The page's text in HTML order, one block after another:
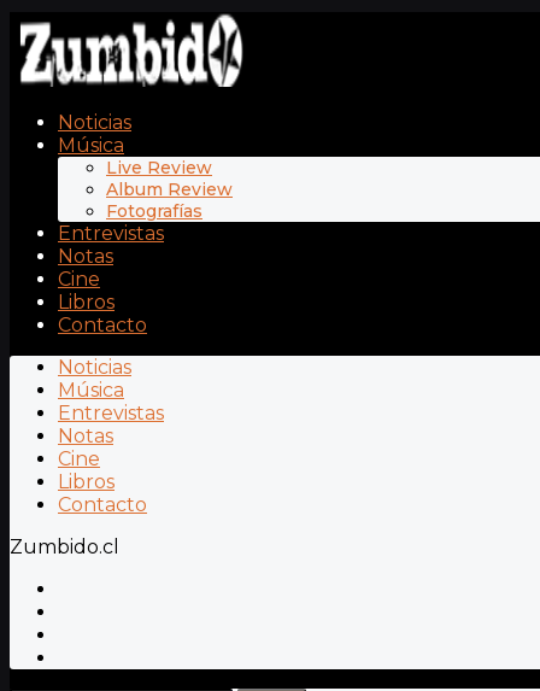
Noticias
Música
Live Review
Album Review
Fotografías
Entrevistas
Notas
Cine
Libros
Contacto
Noticias
Música
Entrevistas
Notas
Cine
Libros
Contacto
Zumbido.cl